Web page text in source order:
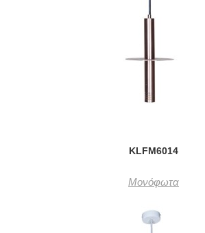
KLFM6014
Μονόφωτα